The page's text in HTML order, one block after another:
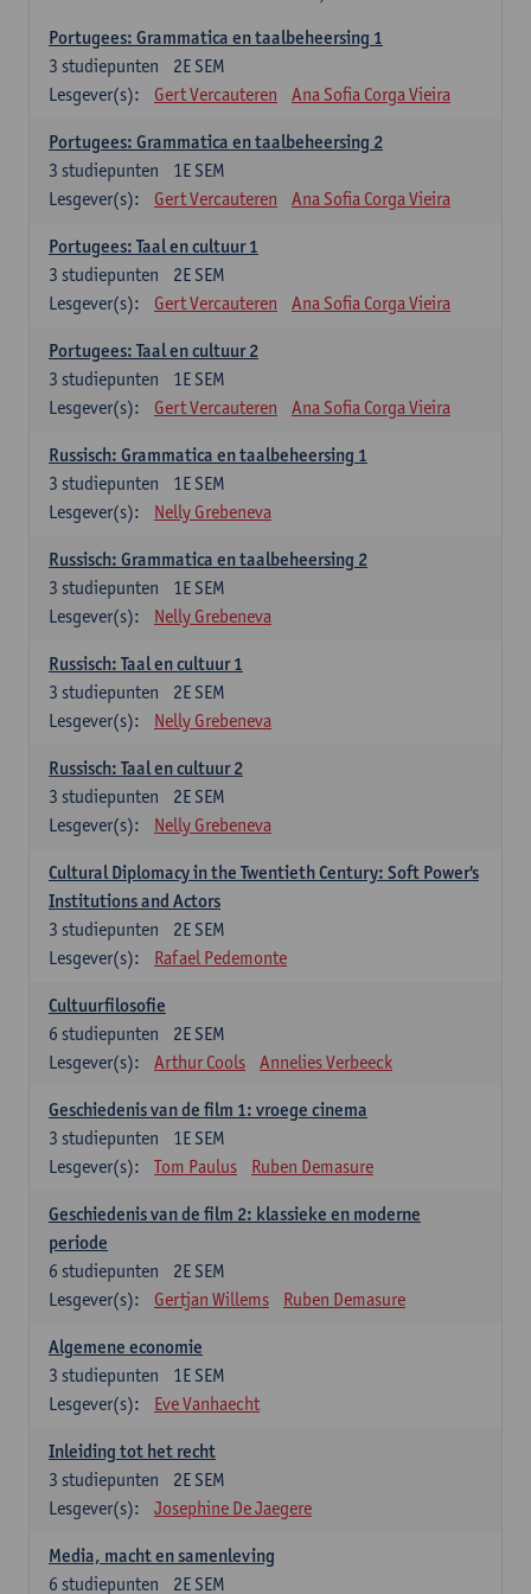
Portugees: Grammatica en taalbeheersing 1
2E SEM
3 studiepunten
Lesgever(s):
Gert Vercauteren Ana Sofia Corga Vieira
Portugees: Grammatica en taalbeheersing 2
1E SEM
3 studiepunten
Lesgever(s):
Gert Vercauteren Ana Sofia Corga Vieira
Portugees: Taal en cultuur 1
2E SEM
3 studiepunten
Lesgever(s):
Gert Vercauteren Ana Sofia Corga Vieira
Portugees: Taal en cultuur 2
1E SEM
3 studiepunten
Lesgever(s):
Gert Vercauteren Ana Sofia Corga Vieira
Russisch: Grammatica en taalbeheersing 1
1E SEM
3 studiepunten
Lesgever(s):
Nelly Grebeneva
Russisch: Grammatica en taalbeheersing 2
1E SEM
3 studiepunten
Lesgever(s):
Nelly Grebeneva
Russisch: Taal en cultuur 1
2E SEM
3 studiepunten
Lesgever(s):
Nelly Grebeneva
Russisch: Taal en cultuur 2
2E SEM
3 studiepunten
Lesgever(s):
Nelly Grebeneva
Cultural Diplomacy in the Twentieth Century: Soft Power's
Institutions and Actors
2E SEM
3 studiepunten
Lesgever(s):
Rafael Pedemonte
Cultuurfilosofie
2E SEM
6 studiepunten
Lesgever(s):
Arthur Cools Annelies Verbeeck
Geschiedenis van de film 1: vroege cinema
1E SEM
3 studiepunten
Lesgever(s):
Tom Paulus Ruben Demasure
Geschiedenis van de film 2: klassieke en moderne
periode
2E SEM
6 studiepunten
Lesgever(s):
Gertjan Willems Ruben Demasure
Algemene economie
1E SEM
3 studiepunten
Lesgever(s):
Eve Vanhaecht
Inleiding tot het recht
2E SEM
3 studiepunten
Lesgever(s):
Josephine De Jaegere
Media, macht en samenleving
2E SEM
6 studiepunten